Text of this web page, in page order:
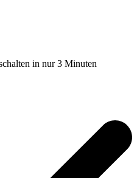
in nur 3 Minuten